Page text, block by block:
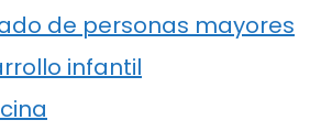
de personas mayores
infantil